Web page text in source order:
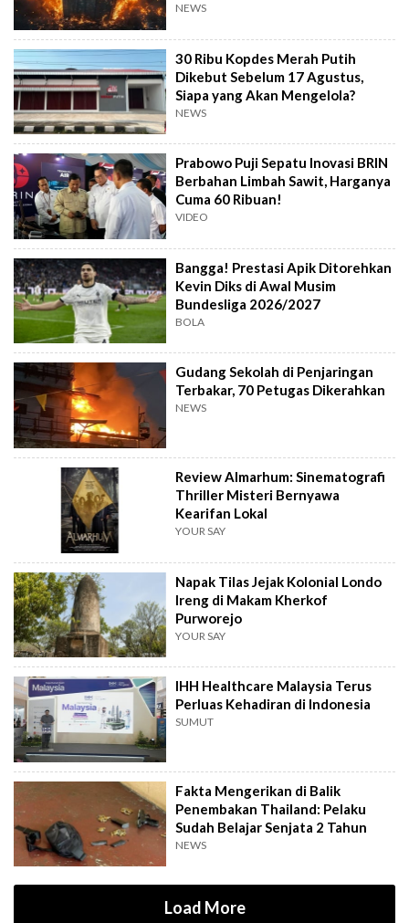
NEWS
30 Ribu Kopdes Merah Putih
Dikebut Sebelum 17 Agustus,
Siapa yang Akan Mengelola?
NEWS
Prabowo Puji Sepatu Inovasi BRIN
Berbahan Limbah Sawit, Harganya
Cuma 60 Ribuan!
VIDEO
Bangga! Prestasi Apik Ditorehkan
Kevin Diks di Awal Musim
Bundesliga 2026/2027
BOLA
Gudang Sekolah di Penjaringan
Terbakar, 70 Petugas Dikerahkan
NEWS
Review Almarhum: Sinematografi
Thriller Misteri Bernyawa
Kearifan Lokal
YOUR SAY
Napak Tilas Jejak Kolonial Londo
Ireng di Makam Kherkof
Purworejo
YOUR SAY
IHH Healthcare Malaysia Terus
Perluas Kehadiran di Indonesia
SUMUT
Fakta Mengerikan di Balik
Penembakan Thailand: Pelaku
Sudah Belajar Senjata 2 Tahun
NEWS
Load More